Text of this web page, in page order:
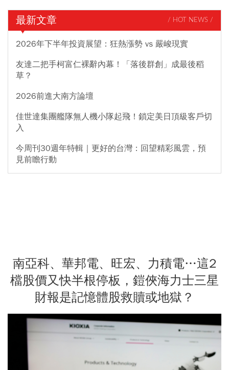
最新文章 / HOT NEWS /
2026年下半年投資展望：狂熱漲勢 vs 嚴峻現實
友達二把手柯富仁裸辭內幕！「落後群創」成最後稻
草？
2026前進大南方論壇
佳世達集團艦隊無人機小隊起飛！鎖定美日頂級客戶切
入
今周刊30週年特輯｜更好的台灣：回望精彩風雲，預
見前瞻行動
南亞科、華邦電、旺宏、力積電…這2
檔股價又快半根停板，鎧俠海力士三星
財報是記憶體股救贖或地獄？